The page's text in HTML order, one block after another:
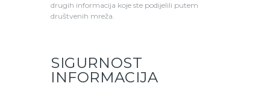
drugih informacija koje ste podijelili putem
društvenih mreža.
SIGURNOST
INFORMACIJA